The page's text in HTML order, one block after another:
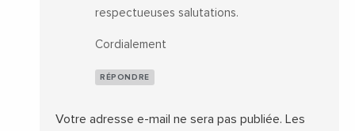
respectueuses salutations.
Cordialement
RÉPONDRE
Votre adresse e-mail ne sera pas publiée. Les